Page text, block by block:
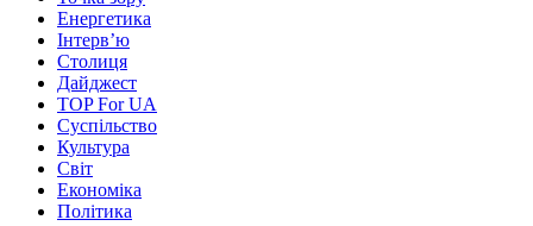
Енергетика
Інтерв’ю
Столиця
Дайджест
TOP For UA
Суспiльство
Культура
Світ
Економіка
Політика